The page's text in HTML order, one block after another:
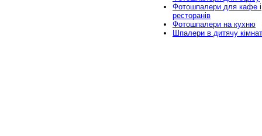
Фотошпалери для кафе і
ресторанів
Фотошпалери на кухню
Шпалери в дитячу